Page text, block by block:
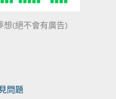
想(絕不會有廣告)
問題